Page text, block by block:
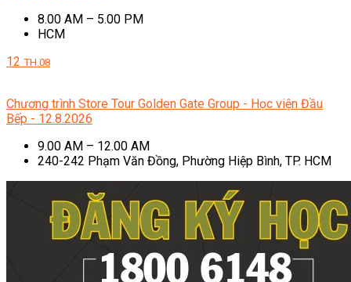
8.00 AM – 5.00 PM
HCM
12 TH.08
Chương trình Store Tour Golden Gate Group - Học viện Đầu
Bếp - 12.8.2026
9.00 AM – 12.00 AM
240-242 Phạm Văn Đồng, Phường Hiệp Bình, TP. HCM